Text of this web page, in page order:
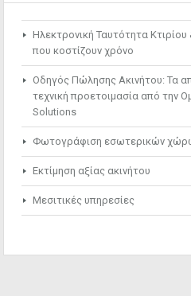
Ηλεκτρονική Ταυτότητα
που κοστίζουν χρόνο
Οδηγός Πώλησης Ακινήτου: Τα
τεχνική προετοιμασία από την
Solutions
Φωτογράφιση εσωτερικών
Εκτίμηση αξίας ακινήτου
Μεσιτικές υπηρεσίες